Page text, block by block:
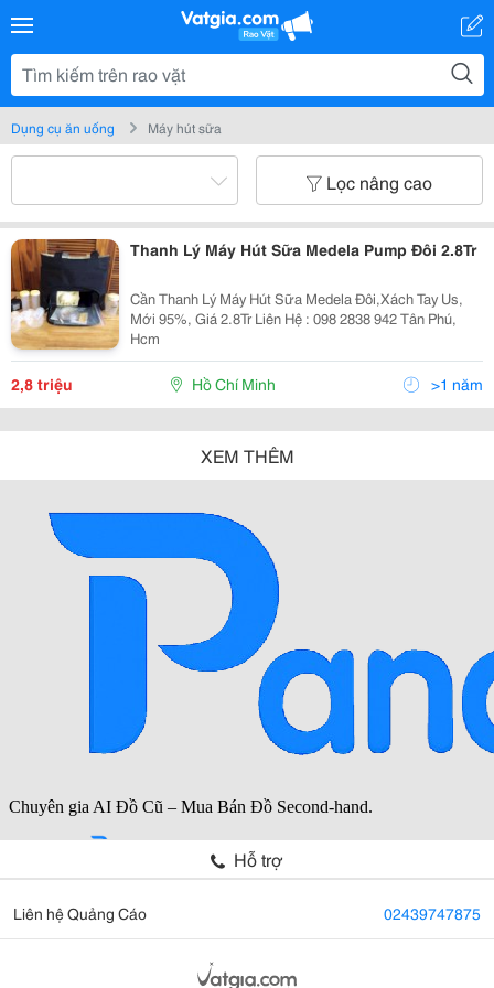
Dụng cụ ăn uống Máy hút sữa
Lọc nâng cao
Thanh Lý Máy Hút Sữa Medela Pump Đôi 2.8Tr
Cần Thanh Lý Máy Hút Sữa Medela Đôi,Xách Tay Us,
Mới 95%, Giá 2.8Tr Liên Hệ : 098 2838 942 Tân Phú,
Hcm
2,8 triệu Hồ Chí Minh >1 năm
XEM THÊM
Hỗ trợ
Liên hệ Quảng Cáo 02439747875